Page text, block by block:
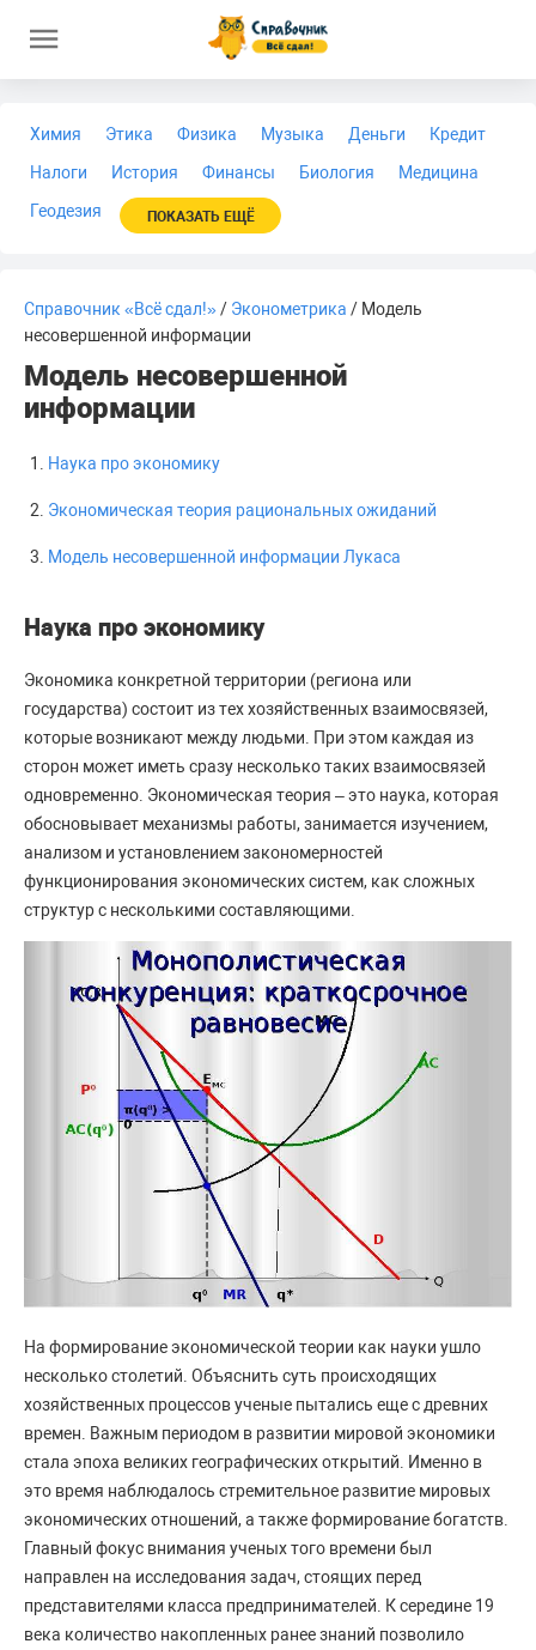
Химия Этика Физика Музыка Деньги
Кредит
Налоги
История Финансы Биология
Медицина
Геодезия
ПОКАЗАТЬ ЕЩЁ
Справочник «Всё сдал!»/ Эконометрика / Модель
несовершенной информации
Модель несовершенной
информации
Наука про экономику
Экономическая теория рациональных ожиданий
Модель несовершенной информации Лукаса
Наука про экономику
Экономика конкретной территории (региона или
государства) состоит из тех хозяйственных взаимосвязей,
которые возникают между людьми. При этом каждая из
сторон может иметь сразу несколько таких взаимосвязей
одновременно. Экономическая теория – это наука, которая
обосновывает механизмы работы, занимается изучением,
анализом и установлением закономерностей
функционирования экономических систем, как сложных
структур с несколькими составляющими.
На формирование экономической теории как науки ушло
несколько столетий. Объяснить суть происходящих
хозяйственных процессов ученые пытались еще с древних
времен. Важным периодом в развитии мировой экономики
стала эпоха великих географических открытий. Именно в
это время наблюдалось стремительное развитие мировых
экономических отношений, а также формирование богатств.
Главный фокус внимания ученых того времени был
направлен на исследования задач, стоящих перед
представителями класса предпринимателей. К середине 19
века количество накопленных ранее знаний позволило